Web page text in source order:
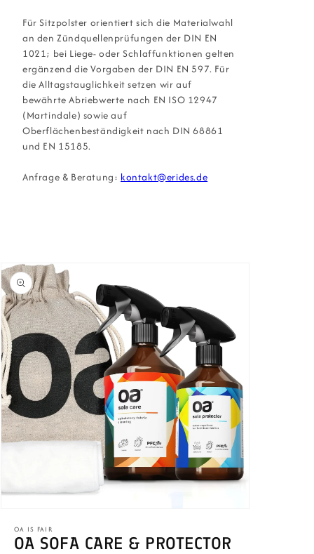
Für Sitzpolster orientiert sich die Materialwahl
an den Zündquellenprüfungen der DIN EN
1021; bei Liege- oder Schlaf­funktionen gelten
ergänzend die Vorgaben der DIN EN 597. Für
die Alltagstauglichkeit setzen wir auf
bewährte Abriebwerte nach EN ISO 12947
(Martindale) sowie auf
Oberflächenbeständigkeit nach DIN 68861
und EN 15185.
Anfrage & Beratung: kontakt@erides.de
Modal
OA IS FAIR
OA SOFA CARE & PROTECTOR